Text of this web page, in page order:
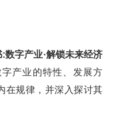
:数字产业·解锁未来经济
产业的特性、发展方
在规律，并深入探讨其